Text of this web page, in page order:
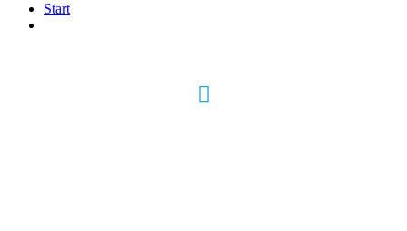
Start